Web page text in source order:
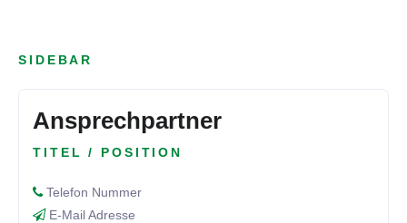
SIDEBAR
Ansprechpartner
TITEL / POSITION
Telefon Nummer
E-Mail Adresse